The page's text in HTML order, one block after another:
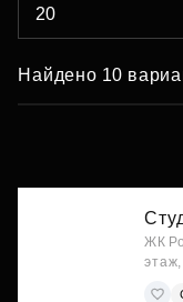
Найдено 10
ЖК